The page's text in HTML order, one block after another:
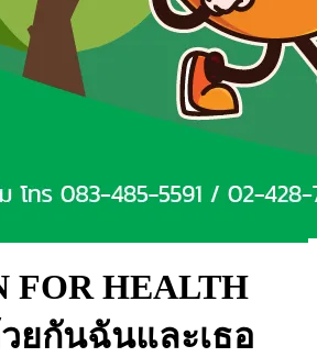
FOR HEALTH
ยกันฉันและเธอ